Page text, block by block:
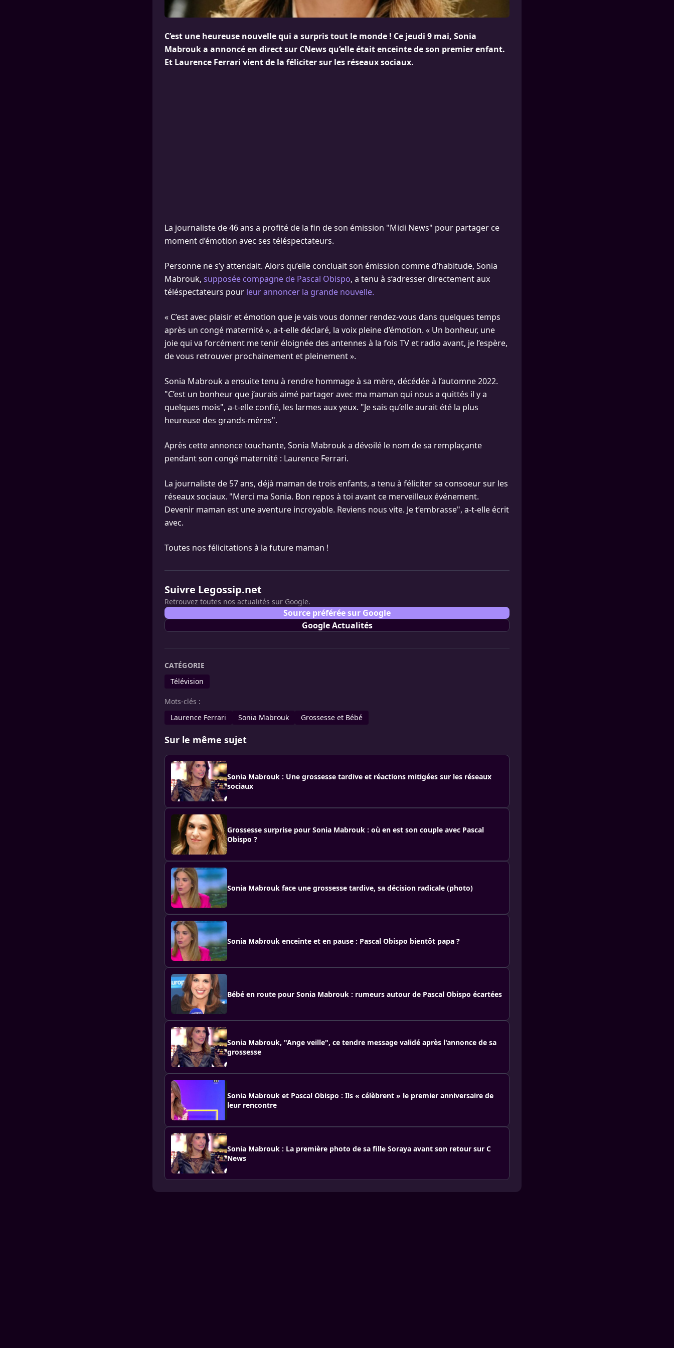
C’est une heureuse nouvelle qui a surpris tout le monde ! Ce jeudi 9 mai, Sonia
Mabrouk a annoncé en direct sur CNews qu’elle était enceinte de son premier enfant.
Et Laurence Ferrari vient de la féliciter sur les réseaux sociaux.
La journaliste de 46 ans a profité de la fin de son émission "Midi News" pour partager ce
moment d’émotion avec ses téléspectateurs.
Personne ne s’y attendait. Alors qu’elle concluait son émission comme d’habitude, Sonia
Mabrouk, supposée compagne de Pascal Obispo, a tenu à s’adresser directement aux
téléspectateurs pour leur annoncer la grande nouvelle.
« C’est avec plaisir et émotion que je vais vous donner rendez-vous dans quelques temps
après un congé maternité », a-t-elle déclaré, la voix pleine d’émotion. « Un bonheur, une
joie qui va forcément me tenir éloignée des antennes à la fois TV et radio avant, je l’espère,
de vous retrouver prochainement et pleinement ».
Sonia Mabrouk a ensuite tenu à rendre hommage à sa mère, décédée à l’automne 2022.
"C’est un bonheur que j’aurais aimé partager avec ma maman qui nous a quittés il y a
quelques mois", a-t-elle confié, les larmes aux yeux. "Je sais qu’elle aurait été la plus
heureuse des grands-mères".
Après cette annonce touchante, Sonia Mabrouk a dévoilé le nom de sa remplaçante
pendant son congé maternité : Laurence Ferrari.
La journaliste de 57 ans, déjà maman de trois enfants, a tenu à féliciter sa consoeur sur les
réseaux sociaux. "Merci ma Sonia. Bon repos à toi avant ce merveilleux événement.
Devenir maman est une aventure incroyable. Reviens nous vite. Je t’embrasse", a-t-elle écrit
avec.
Toutes nos félicitations à la future maman !
Suivre Legossip.net
Retrouvez toutes nos actualités sur Google.
Source préférée sur Google
Google Actualités
CATÉGORIE
Télévision
Mots-clés :
Laurence Ferrari
Sonia Mabrouk Grossesse et Bébé
Sur le même sujet
Sonia Mabrouk : Une grossesse tardive et réactions mitigées sur les réseaux
sociaux
Grossesse surprise pour Sonia Mabrouk : où en est son couple avec Pascal
Obispo ?
Sonia Mabrouk face une grossesse tardive, sa décision radicale (photo)
Sonia Mabrouk enceinte et en pause : Pascal Obispo bientôt papa ?
Bébé en route pour Sonia Mabrouk : rumeurs autour de Pascal Obispo écartées
Sonia Mabrouk, "Ange veille", ce tendre message validé après l'annonce de sa
grossesse
Sonia Mabrouk et Pascal Obispo : Ils « célèbrent » le premier anniversaire de
leur rencontre
Sonia Mabrouk : La première photo de sa fille Soraya avant son retour sur C
News